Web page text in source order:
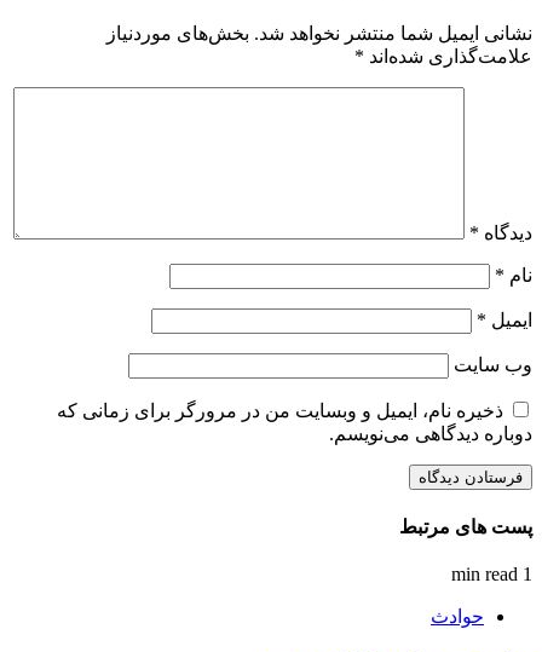
نشانی ایمیل شما منتشر نخواهد شد. بخش‌های موردنیاز
علامت‌گذاری شده‌اند *
دیدگاه *
نام *
ایمیل *
وب‌ سایت
ذخیره نام، ایمیل و وبسایت من در مرورگر برای زمانی که
دوباره دیدگاهی می‌نویسم.
پست های مرتبط
1 min read
حوادث